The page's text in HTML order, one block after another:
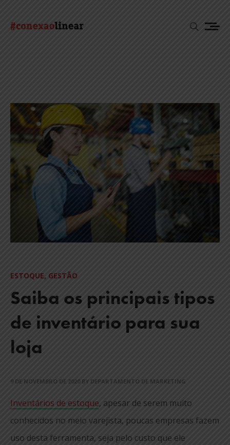
ESTOQUE, GESTÃO
Saiba os principais tipos
de inventário para sua
loja
9 DE NOVEMBRO DE 2020 BY DEPARTAMENTO DE MARKETING
Inventários de estoque, apesar de serem muito
conhecidos no meio varejista, poucas empresas fazem
uso desta ferramenta, seja pelo custo que ele